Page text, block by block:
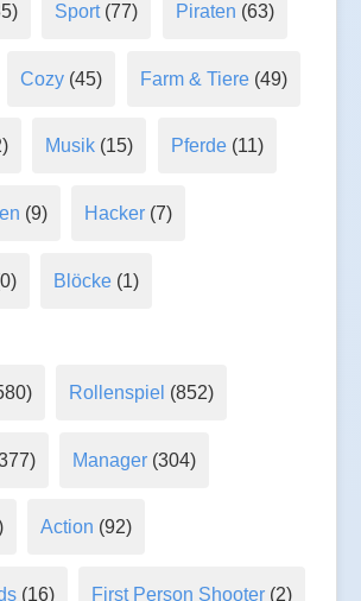
Sport(77) Piraten (63)
Cozy (45) Farm & Tiere(49)
Musik (15) Pferde(11)
(9) Hacker (7)
Blöcke (1)
Rollenspiel (852)
Manager (304)
Action (92)
(16) First Person Shooter (2)